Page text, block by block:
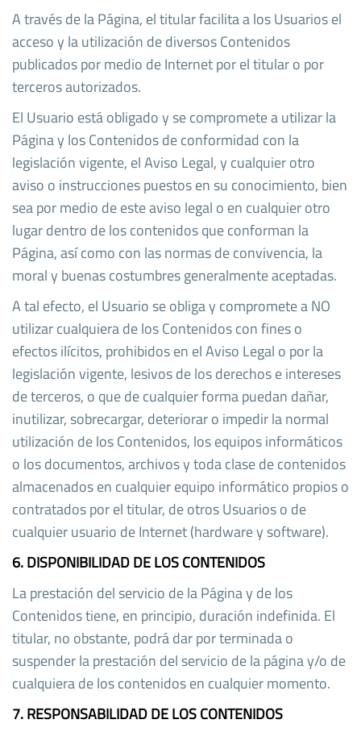
A través de la Página, el titular facilita a los Usuarios el
acceso y la utilización de diversos Contenidos
publicados por medio de Internet por el titular o por
terceros autorizados.
El Usuario está obligado y se compromete a utilizar la
Página y los Contenidos de conformidad con la
legislación vigente, el Aviso Legal, y cualquier otro
aviso o instrucciones puestos en su conocimiento, bien
sea por medio de este aviso legal o en cualquier otro
lugar dentro de los contenidos que conforman la
Página, así como con las normas de convivencia, la
moral y buenas costumbres generalmente aceptadas.
A tal efecto, el Usuario se obliga y compromete a NO
utilizar cualquiera de los Contenidos con fines o
efectos ilícitos, prohibidos en el Aviso Legal o por la
legislación vigente, lesivos de los derechos e intereses
de terceros, o que de cualquier forma puedan dañar,
inutilizar, sobrecargar, deteriorar o impedir la normal
utilización de los Contenidos, los equipos informáticos
o los documentos, archivos y toda clase de contenidos
almacenados en cualquier equipo informático propios o
contratados por el titular, de otros Usuarios o de
cualquier usuario de Internet (hardware y software).
6. DISPONIBILIDAD DE LOS CONTENIDOS
La prestación del servicio de la Página y de los
Contenidos tiene, en principio, duración indefinida. El
titular, no obstante, podrá dar por terminada o
suspender la prestación del servicio de la página y/o de
cualquiera de los contenidos en cualquier momento.
7. RESPONSABILIDAD DE LOS CONTENIDOS